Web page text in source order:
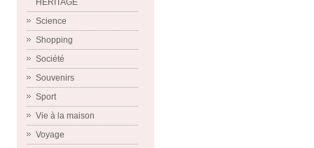
HERITAGE
Science
Shopping
Société
Souvenirs
Sport
Vie à la maison
Voyage